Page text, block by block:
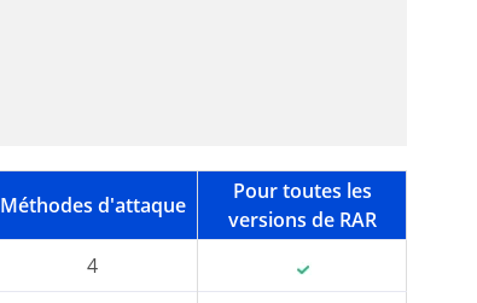
Méthodes d'attaque
Pour toutes les
versions de RAR
4